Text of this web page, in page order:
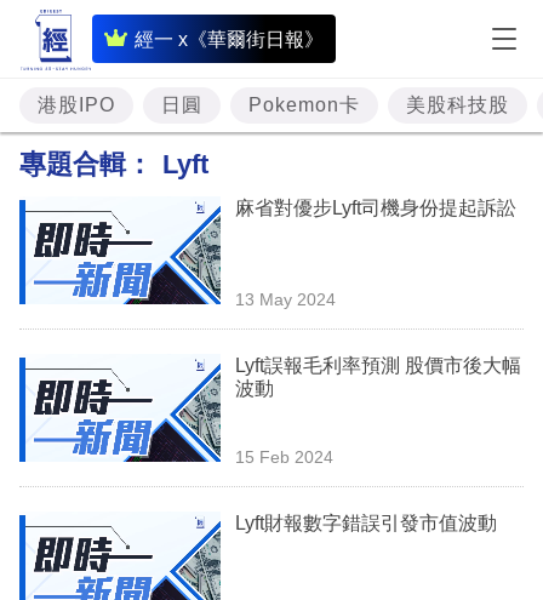
經一 x《華爾街日報》
即
時
財
經
投
資
理
業
港股IPO 日圓 Pokemon卡 美股科技股
專題合輯： Lyft
麻省對優步Lyft司機身份提起訴訟
13 May 2024
Lyft誤報毛利率預測 股價市後大幅
波動
15 Feb 2024
Lyft財報數字錯誤引發市值波動